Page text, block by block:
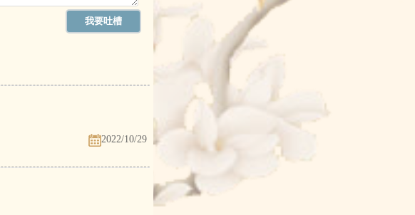
2022/10/29